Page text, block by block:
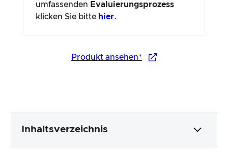
umfassenden Evaluierungsprozess
klicken Sie bitte hier.
Produkt ansehen*
Inhaltsverzeichnis